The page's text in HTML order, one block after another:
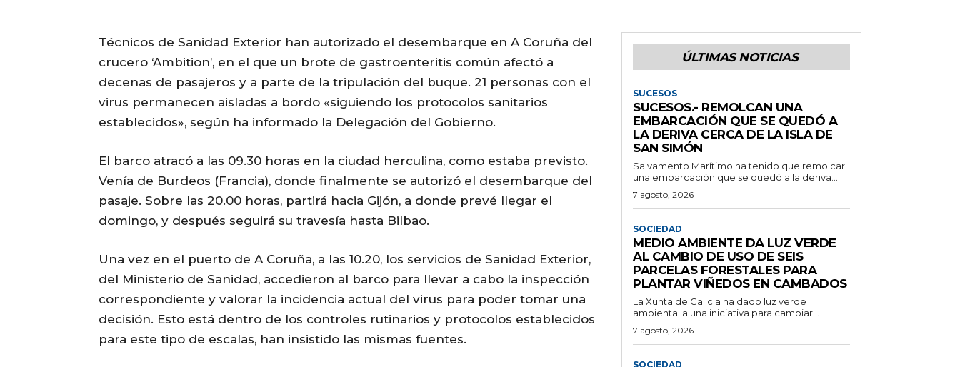
Técnicos de Sanidad Exterior han autorizado el desembarque en A Coruña del
crucero ‘Ambition’, en el que un brote de gastroenteritis común afectó a
decenas de pasajeros y a parte de la tripulación del buque. 21 personas con el
virus permanecen aisladas a bordo «siguiendo los protocolos sanitarios
establecidos», según ha informado la Delegación del Gobierno.
El barco atracó a las 09.30 horas en la ciudad herculina, como estaba previsto.
Venía de Burdeos (Francia), donde finalmente se autorizó el desembarque del
pasaje. Sobre las 20.00 horas, partirá hacia Gijón, a donde prevé llegar el
domingo, y después seguirá su travesía hasta Bilbao.
Una vez en el puerto de A Coruña, a las 10.20, los servicios de Sanidad Exterior,
del Ministerio de Sanidad, accedieron al barco para llevar a cabo la inspección
correspondiente y valorar la incidencia actual del virus para poder tomar una
decisión. Esto está dentro de los controles rutinarios y protocolos establecidos
para este tipo de escalas, han insistido las mismas fuentes.
ÚLTIMAS NOTICIAS
SUCESOS
SUCESOS.- REMOLCAN UNA
EMBARCACIÓN QUE SE QUEDÓ A
LA DERIVA CERCA DE LA ISLA DE
SAN SIMÓN
Salvamento Marítimo ha tenido que remolcar
una embarcación que se quedó a la deriva...
7 agosto, 2026
SOCIEDAD
MEDIO AMBIENTE DA LUZ VERDE
AL CAMBIO DE USO DE SEIS
PARCELAS FORESTALES PARA
PLANTAR VIÑEDOS EN CAMBADOS
La Xunta de Galicia ha dado luz verde
ambiental a una iniciativa para cambiar...
7 agosto, 2026
SOCIEDAD